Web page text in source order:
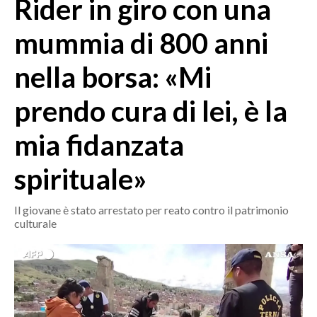
MEDIO CAMPIDANO
ORISTANO E PROVINCIA
SASSARI E PROVINCIA
GALLURA
NUORO E PROVINCIA
OGLIASTRA
AGENDA
CRONACA
ITALIA
MONDO
ECONOMIA
SERVIZI ALLE IMPRESE
Rider in giro con una
mummia di 800 anni
nella borsa: «Mi
prendo cura di lei, è la
mia fidanzata
spirituale»
Il giovane è stato arrestato per reato contro il patrimonio
culturale